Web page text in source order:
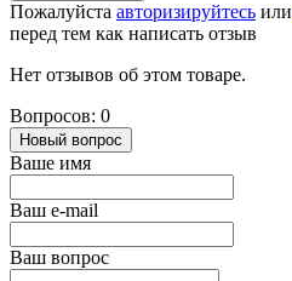
Пожалуйста авторизируйтесь или
перед тем как написать отзыв
Нет отзывов об этом товаре.
Вопросов: 0
Новый вопрос
Ваше имя
Ваш e-mail
Ваш вопрос